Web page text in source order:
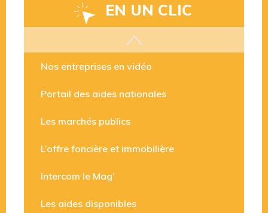
EN UN CLIC
Les aides disponibles
Nos entreprises en vidéo
Les marchés publics
Intercom le Mag’